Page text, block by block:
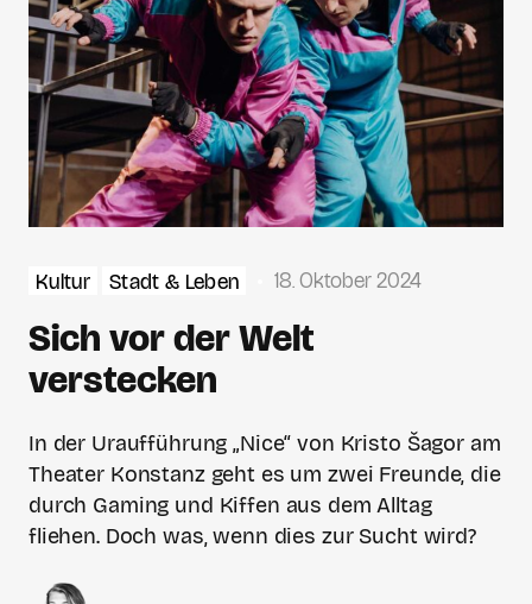
Kultur Stadt & Leben 18. Oktober 2024
Sich vor der Welt
verstecken
In der Uraufführung „Nice“ von Kristo Šagor am
Theater Konstanz geht es um zwei Freunde, die
durch Gaming und Kiffen aus dem Alltag
fliehen. Doch was, wenn dies zur Sucht wird?